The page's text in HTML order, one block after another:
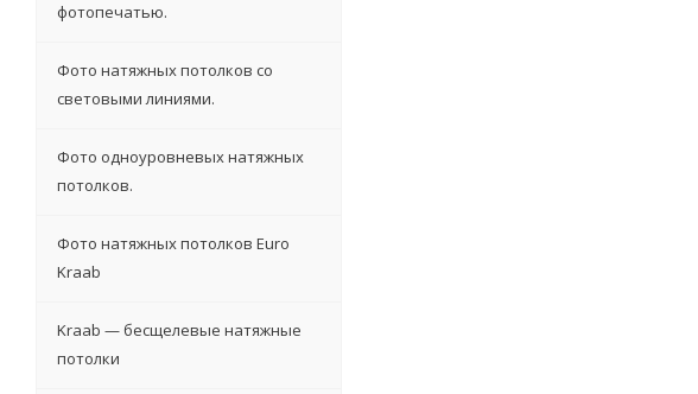
фотопечатью.
Фото натяжных потолков со
световыми линиями.
Фото одноуровневых натяжных
потолков.
Фото натяжных потолков Euro
Kraab
Kraab — бесщелевые натяжные
потолки